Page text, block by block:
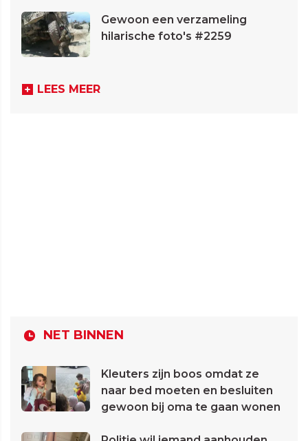
Gewoon een verzameling
hilarische foto's #2259
LEES MEER
NET BINNEN
Kleuters zijn boos omdat ze
naar bed moeten en besluiten
gewoon bij oma te gaan wonen